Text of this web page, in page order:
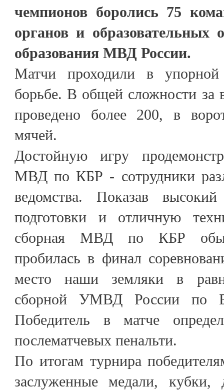
чемпионов боролись 75
органов и образовательных
образования МВД России.
Матчи проходили в упорной
борьбе. В общей сложности за
проведено более 200, в
мячей.
Достойную игру
МВД по КБР - сотрудники
ведомства. Показав
подготовки и отличную
сборная МВД по КБР
пробилась в финал
место наши земляки в
сборной УМВД России по
Победитель в матче
послематчевых пенальти.
По итогам турнира
заслуженные медали,